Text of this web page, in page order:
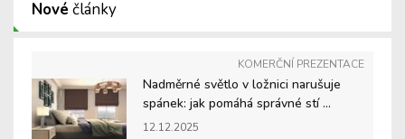
Nové články
KOMERČNÍ PREZENTACE
Nadměrné světlo v ložnici narušuje
spánek: jak pomáhá správné stí ...
12.12.2025